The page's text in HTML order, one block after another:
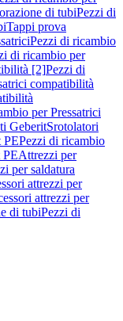
di tubiPezzi di
Tappi prova
Pezzi di ricambio
di ricambio per
[2]Pezzi di
compatibilità
per Pressatrici
GeberitSrotolatori
PEPezzi di ricambio
PEAttrezzi per
per saldatura
attrezzi per
attrezzi per
di tubiPezzi di